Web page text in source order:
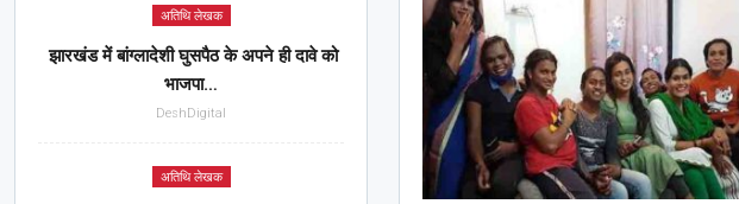
अतिथि लेखक
झारखंड में बांग्लादेशी घुसपैठ के अपने ही दावे को
भाजपा…
DeshDigital
अतिथि लेखक